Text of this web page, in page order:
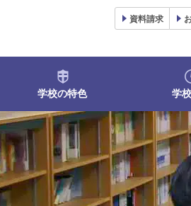
資料請求
学校の特色 学